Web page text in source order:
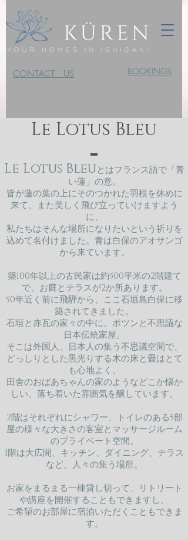
CONTACT US BOOKINGS
Le Lotus Bleu
Le Lotus Bleuとはフランス語で「青
い蓮」の意。
皆が蓮の葉の上にそのつかれた羽根を休めに
来て、また美しく飛び立っていけますよう
に、
私たちはそんな場所になりたいという祈りを
込めて名付けました。青は白保のアオサンゴ
から来ています。
築100年以上の古民家は約500平米の2階建て
で、お庭とテラスが2か所あります。
50年近く前に飛騨から、ここ石垣島白保に移
築されてきました。
石垣と赤瓦の家々の中に、ポツンと不思議な
日本伝統家屋。
そこは外国人、日本人の集う不思議空間で、
どっしりとした黒光りする木の床と畳はとて
も心地よく、
田舎のおばあちゃんの家のようなどこか懐か
しい、落ち着いた雰囲気を醸しています。
2階はそれぞれにシャワー、トイレのある5部
屋の様々な大きさの客室とマッサージルーム
のプライベート空間。
1階は大広間、キッチン、ダイニング、テラス
など、人々の集う場所。
お家をまるまる一棟貸し切って、リトリート
や講座を開催することもできますし、
ご希望のお部屋に宿泊いただくこともできま
す。